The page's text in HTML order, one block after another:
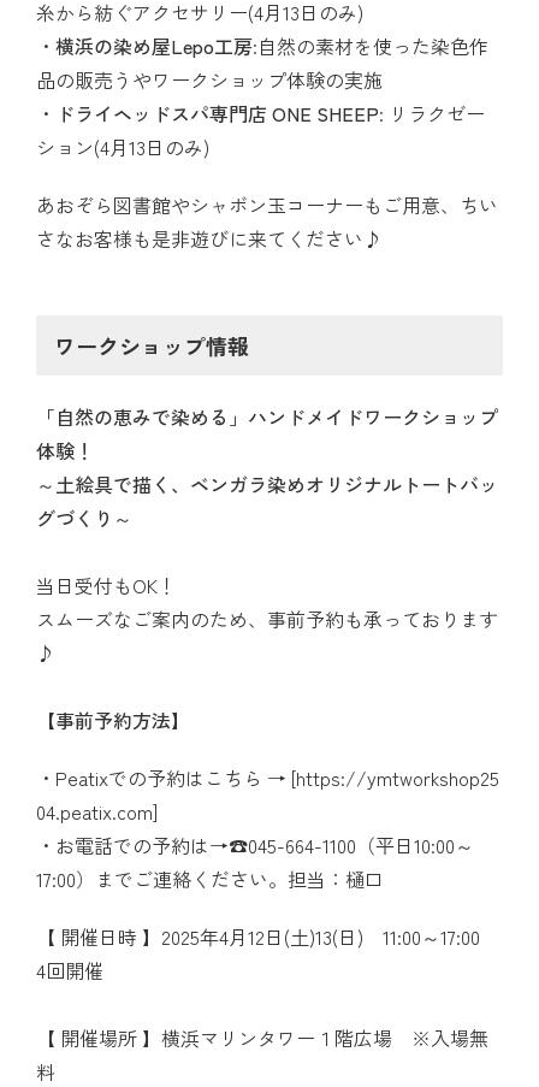
糸から紡ぐアクセサリー(4月13日のみ)
横浜の染め屋Lepo工房:自然の素材を使った染色作
品の販売うやワークショップ体験の実施
ドライヘッドスパ専門店 ONE SHEEP: リラクゼー
ション(4月13日のみ)
あおぞら図書館やシャボン玉コーナーもご用意、ちい
さなお客様も是非遊びに来てください♪
ワークショップ情報
「自然の恵みで染める」ハンドメイドワークショップ
体験！
～土絵具で描く、ベンガラ染めオリジナルトートバッ
グづくり～
当日受付もOK！
スムーズなご案内のため、事前予約も承っております
♪
【事前予約方法】
Peatixでの予約はこちら → [https://ymtworkshop25
04.peatix.com]
お電話での予約は→☎045-664-1100（平日10:00～
17:00）までご連絡ください。担当：樋口
【 開催日時 】2025年4月12日(土)13(日) 11:00～17:00
4回開催
【 開催場所 】横浜マリンタワー１階広場 ※入場無
料